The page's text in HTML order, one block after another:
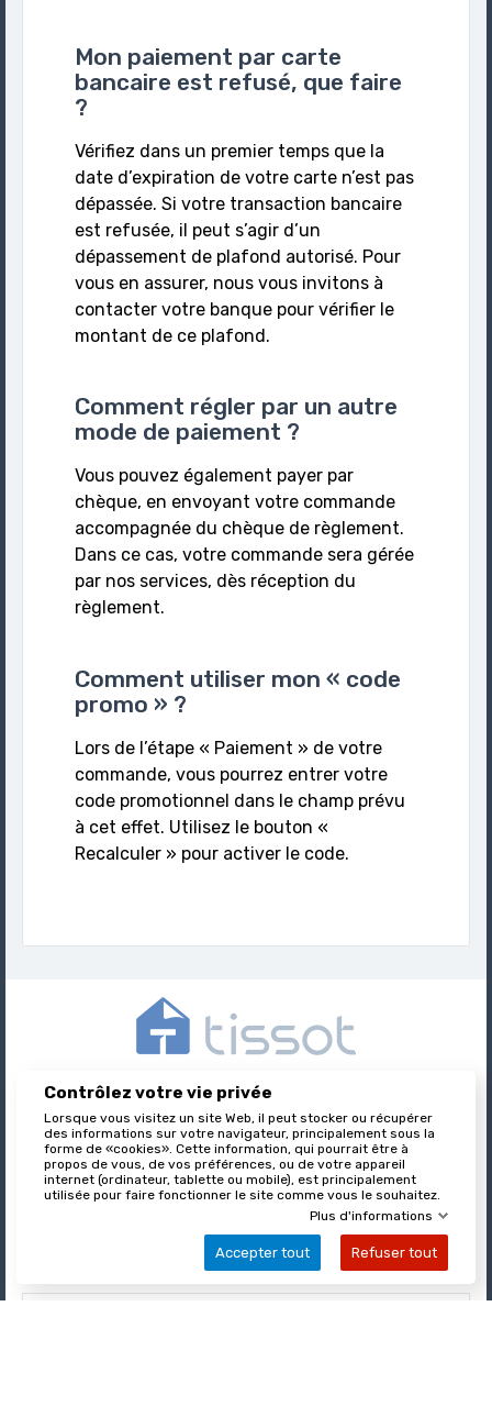
Mon paiement par carte
bancaire est refusé, que faire
?
Vérifiez dans un premier temps que la
date d’expiration de votre carte n’est pas
dépassée. Si votre transaction bancaire
est refusée, il peut s’agir d’un
dépassement de plafond autorisé. Pour
vous en assurer, nous vous invitons à
contacter votre banque pour vérifier le
montant de ce plafond.
Comment régler par un autre
mode de paiement ?
Vous pouvez également payer par
chèque, en envoyant votre commande
accompagnée du chèque de règlement.
Dans ce cas, votre commande sera gérée
par nos services, dès réception du
règlement.
Comment utiliser mon « code
promo » ?
Lors de l’étape « Paiement » de votre
commande, vous pourrez entrer votre
code promotionnel dans le champ prévu
à cet effet. Utilisez le bouton «
Recalculer » pour activer le code.
Tissot est l’éditeur des formulaires juridiques immobiliers,
nationalement reconnu et leader sur son marché.
À PROPOS DE TISSOT 
Contrôlez votre vie privée
Lorsque vous visitez un site Web, il peut stocker ou récupérer
des informations sur votre navigateur, principalement sous la
forme de «cookies». Cette information, qui pourrait être à
propos de vous, de vos préférences, ou de votre appareil
internet (ordinateur, tablette ou mobile), est principalement
utilisée pour faire fonctionner le site comme vous le souhaitez.
Plus d'informations
Accepter tout Refuser tout